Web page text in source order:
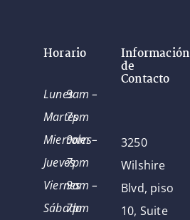
Horario
Lunes
Martes
Miercoles
Jueves
Viernes
Sábado
9am –
7pm
9am –
7pm
9am –
7pm
Información
de
Contacto
3250
Wilshire
Blvd, piso
10, Suite